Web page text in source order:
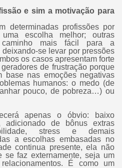
e sim a motivação para
determinadas profissões por
escolha melhor; outras
mais fácil para a
se levar por pressões
os casos apresentam forte
de frustração porque
base nas emoções negativas
humanos: o medo (de
pouco, de pobreza…) ou
apenas o óbvio: baixo
adicionado de bônus extras
stress e demais
a escolhas embasadas no
continua presente, ela não
se faz externamente, seja um
É como um